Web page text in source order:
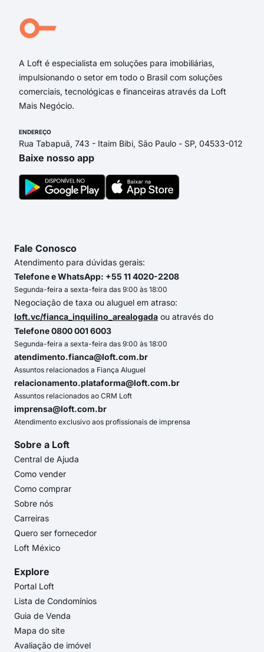
Rua Tuiuti
Rua da República
A Loft é especialista em soluções para imobiliárias,
impulsionando o setor em todo o Brasil com soluções
comerciais, tecnológicas e financeiras através da Loft
Mais Negócio.
ENDEREÇO
Rua Tabapuã, 743 - Itaim Bibi, São Paulo - SP, 04533-012
Baixe nosso app
Fale Conosco
Atendimento para dúvidas gerais:
Telefone e WhatsApp: +55 11 4020-2208
Segunda-feira a sexta-feira das 9:00 às 18:00
Negociação de taxa ou aluguel em atraso:
loft.vc/fianca_inquilino_arealogada ou através do
Telefone 0800 001 6003
Segunda-feira a sexta-feira das 9:00 às 18:00
atendimento.fianca@loft.com.br
Assuntos relacionados a Fiança Aluguel
relacionamento.plataforma@loft.com.br
Assuntos relacionados ao CRM Loft
imprensa@loft.com.br
Atendimento exclusivo aos profissionais de imprensa
Sobre a Loft
Central de Ajuda
Como vender
Como comprar
Sobre nós
Carreiras
Quero ser fornecedor
Loft México
Explore
Portal Loft
Lista de Condomínios
Guia de Venda
Mapa do site
Avaliação de imóvel